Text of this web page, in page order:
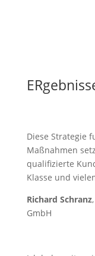
Diese Strategie
Maßnahmen
qualifizierte
Klasse und
Richard Schranz
GmbH